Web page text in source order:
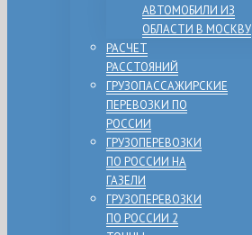
АВТОМОБИЛИ ИЗ
ОБЛАСТИ В МОСКВУ
РАСЧЕТ
РАССТОЯНИЙ
ГРУЗОПАССАЖИРСКИЕ
ПЕРЕВОЗКИ ПО
РОССИИ
ГРУЗОПЕРЕВОЗКИ
ПО РОССИИ НА
ГАЗЕЛИ
ГРУЗОПЕРЕВОЗКИ
ПО РОССИИ 2